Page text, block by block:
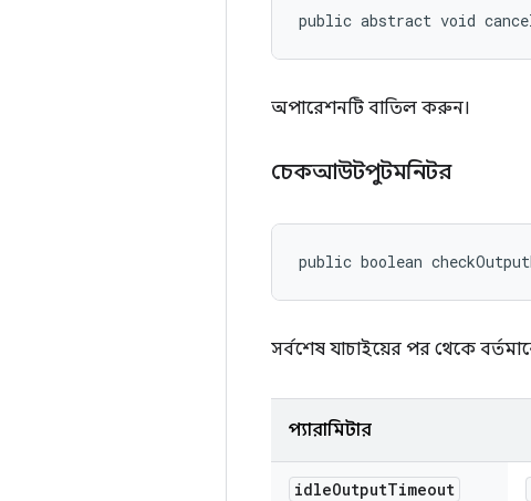
public abstract void
অপারেশনটি বাতিল করুন।
চেকআউটপুটমনিটর
public boolean
সর্বশেষ যাচাইয়ের পর থেকে
প্যারামিটার
idleOutputTimeout